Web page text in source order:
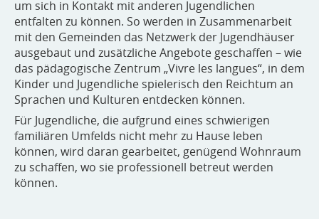
um sich in Kontakt mit anderen Jugendlichen
entfalten zu können. So werden in Zusammenarbeit
mit den Gemeinden das Netzwerk der Jugendhäuser
ausgebaut und zusätzliche Angebote geschaffen – wie
das pädagogische Zentrum „Vivre les langues“, in dem
Kinder und Jugendliche spielerisch den Reichtum an
Sprachen und Kulturen entdecken können.
Für Jugendliche, die aufgrund eines schwierigen
familiären Umfelds nicht mehr zu Hause leben
können, wird daran gearbeitet, genügend Wohnraum
zu schaffen, wo sie professionell betreut werden
können.